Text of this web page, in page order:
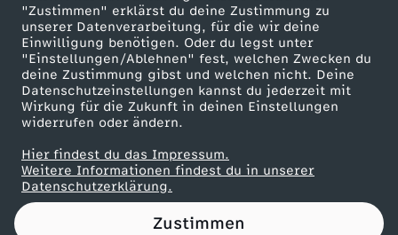
"Zustimmen" erklärst du deine Zustimmung zu
unserer Datenverarbeitung, für die wir deine
Einwilligung benötigen. Oder du legst unter
"Einstellungen/Ablehnen" fest, welchen Zwecken du
deine Zustimmung gibst und welchen nicht. Deine
Datenschutzeinstellungen kannst du jederzeit mit
Wirkung für die Zukunft in deinen Einstellungen
widerrufen oder ändern.
Hier findest du das Impressum.
Weitere Informationen findest du in unserer
Datenschutzerklärung.
Zustimmen
a
d
e
r
b
Mainzelmännchen
Partner